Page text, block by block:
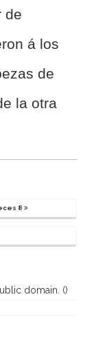
de
á los
de
la otra
8
domain. ()